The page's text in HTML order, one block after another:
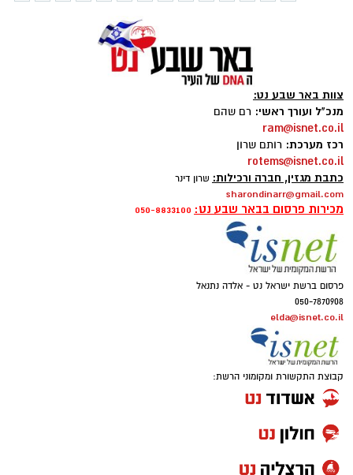
צוות באר שבע נט:
מנכ"ל ועורך ראשי: רם שהם
ram@isnet.co.il
רכז מערכת: רותם שרון
rotems@isnet.co.il
כתבת מגזין, חברה ורכילות: שרון דינר
sharondinarr@gmail.com
מכירות פרסום בבאר שבע נט: 050-8833100
פרסום ברשת ישראל נט - אלדה נתנאל
050-7870908
elda@isnet.co.il
קבוצת התקשורת ומקומוני הרשת: